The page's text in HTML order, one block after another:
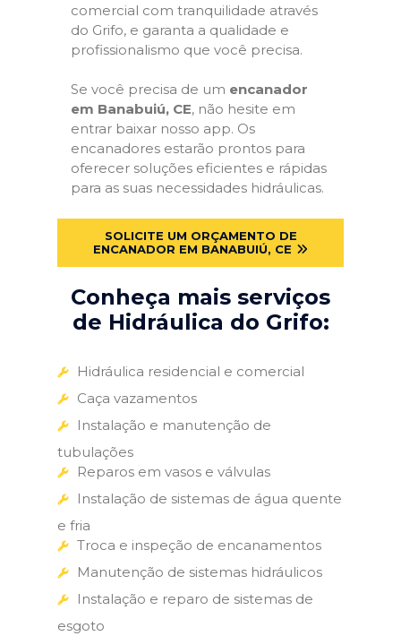
comercial com tranquilidade através
do Grifo, e garanta a qualidade e
profissionalismo que você precisa.
Se você precisa de um encanador
em Banabuiú, CE, não hesite em
entrar baixar nosso app. Os
encanadores estarão prontos para
oferecer soluções eficientes e rápidas
para as suas necessidades hidráulicas.
SOLICITE UM ORÇAMENTO DE
ENCANADOR EM BANABUIÚ, CE
Conheça mais serviços
de Hidráulica do Grifo:
Hidráulica residencial e comercial
Caça vazamentos
Instalação e manutenção de
tubulações
Reparos em vasos e válvulas
Instalação de sistemas de água quente
e fria
Troca e inspeção de encanamentos
Manutenção de sistemas hidráulicos
Instalação e reparo de sistemas de
esgoto